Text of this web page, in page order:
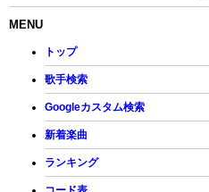
MENU
トップ
歌手検索
Googleカスタム検索
新着楽曲
ランキング